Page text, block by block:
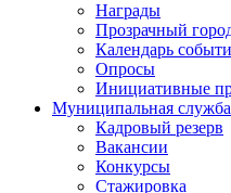
Награды
Прозрачный
Календарь
Опросы
Инициативные
Муниципальная служба
Кадровый резерв
Вакансии
Конкурсы
Стажировка